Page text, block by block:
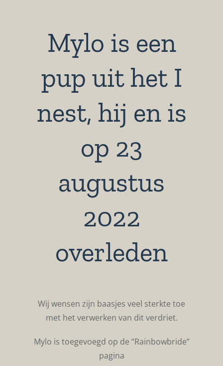
Mylo is een
pup uit het I
nest, hij en is
op 23
augustus
2022
overleden
Wij wensen zijn baasjes veel sterkte toe
met het verwerken van dit verdriet.
Mylo is toegevoegd op de “Rainbowbride”
pagina